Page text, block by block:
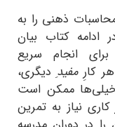
ذهنی را به
کتاب بیان
انجام سریع
کارِمفیدِ دیگری،
ممکن است
نیاز به تمرین